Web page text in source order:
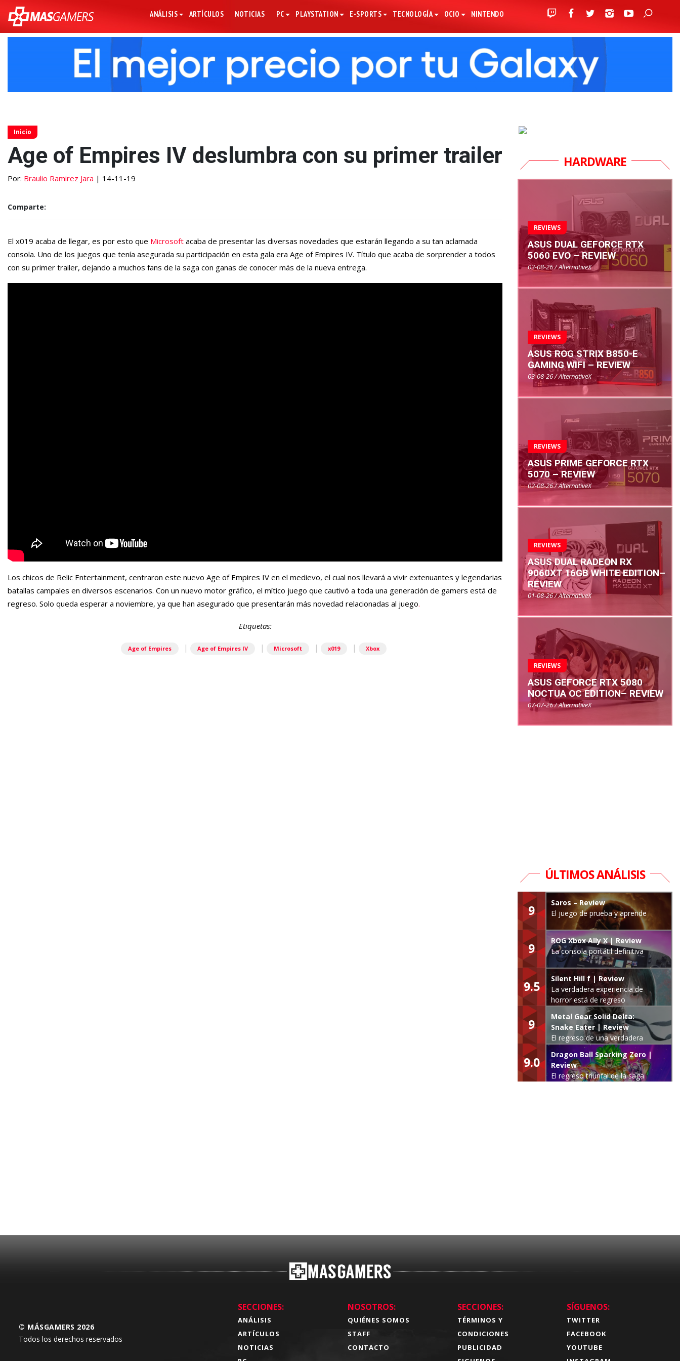
ANÁLISIS ARTÍCULOS NOTICIAS PC PLAYSTATION E-SPORTS TECNOLOGÍA OCIO NINTENDO
Inicio
Age of Empires IV deslumbra con su primer trailer
Por: Braulio Ramirez Jara | 14-11-19
Comparte:
El x019 acaba de llegar, es por esto que Microsoft acaba de presentar las diversas novedades que estarán llegando a su tan aclamada
consola. Uno de los juegos que tenía asegurada su participación en esta gala era Age of Empires IV. Título que acaba de sorprender a todos
con su primer trailer, dejando a muchos fans de la saga con ganas de conocer más de la nueva entrega.
Los chicos de Relic Entertainment, centraron este nuevo Age of Empires IV en el medievo, el cual nos llevará a vivir extenuantes y legendarias
batallas campales en diversos escenarios. Con un nuevo motor gráfico, el mítico juego que cautivó a toda una generación de gamers está de
regreso. Solo queda esperar a noviembre, ya que han asegurado que presentarán más novedad relacionadas al juego.
Etiquetas:
Age of Empires | Age of Empires IV | Microsoft | x019 | Xbox
HARDWARE
REVIEWS
ASUS DUAL GEFORCE RTX
5060 EVO – REVIEW
03-08-26 / AlternativeX
REVIEWS
ASUS ROG STRIX B850-E
GAMING WIFI – REVIEW
03-08-26 / AlternativeX
REVIEWS
ASUS PRIME GEFORCE RTX
5070 – REVIEW
02-08-26 / AlternativeX
REVIEWS
ASUS DUAL RADEON RX
9060XT 16GB WHITE EDITION–
REVIEW
01-08-26 / AlternativeX
REVIEWS
ASUS GEFORCE RTX 5080
NOCTUA OC EDITION– REVIEW
07-07-26 / AlternativeX
ÚLTIMOS ANÁLISIS
9
Saros – Review
El juego de prueba y aprende
9
ROG Xbox Ally X | Review
La consola portátil definitiva
9.5
Silent Hill f | Review
La verdadera experiencia de
horror está de regreso
9
Metal Gear Solid Delta:
Snake Eater | Review
El regreso de una verdadera
leyenda
9.0
Dragon Ball Sparking Zero |
Review
El regreso triunfal de la saga
© MÁSGAMERS 2026
Todos los derechos reservados
SECCIONES:
ANÁLISIS
ARTÍCULOS
NOTICIAS
NOSOTROS:
QUIÉNES SOMOS
STAFF
CONTACTO
SECCIONES:
TÉRMINOS Y
CONDICIONES
PUBLICIDAD
SÍGUENOS:
TWITTER
FACEBOOK
YOUTUBE